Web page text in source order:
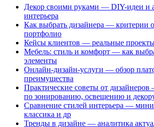
Декор своими руками — DIY-идеи и
интерьера
Как выбрать дизайнера — критерии
портфолио
Кейсы клиентов — реальные
Мебель: стиль и комфорт — как
элементы
Онлайн-дизайн-услуги — обзор
преимущества
Практические советы от
по зонированию, освещению и
Сравнение стилей интерьера —
классика и др
Тренды в дизайне — аналитика